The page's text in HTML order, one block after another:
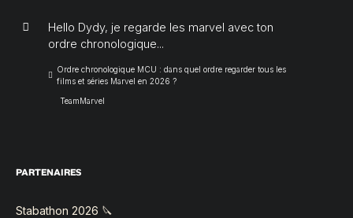
Hello Dydy, je regarde les marvel avec ton
ordre chronologique...
Ordre chronologique MCU : dans quel ordre regarder tous les
films et séries Marvel en 2026 ?
TeamMarvel
PARTENAIRES
Stabathon 2026 🔪